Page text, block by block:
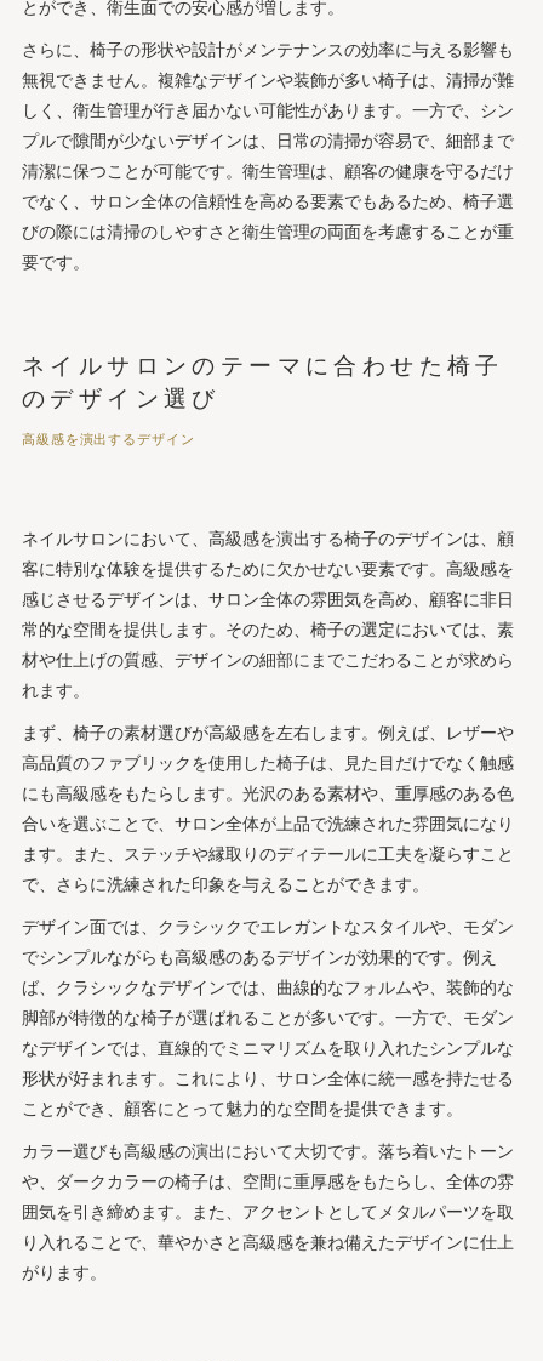
とができ、衛生面での安心感が増します。
さらに、椅子の形状や設計がメンテナンスの効率に与える影響も
無視できません。複雑なデザインや装飾が多い椅子は、清掃が難
しく、衛生管理が行き届かない可能性があります。一方で、シン
プルで隙間が少ないデザインは、日常の清掃が容易で、細部まで
清潔に保つことが可能です。衛生管理は、顧客の健康を守るだけ
でなく、サロン全体の信頼性を高める要素でもあるため、椅子選
びの際には清掃のしやすさと衛生管理の両面を考慮することが重
要です。
ネイルサロンのテーマに合わせた椅子
のデザイン選び
高級感を演出するデザイン
ネイルサロンにおいて、高級感を演出する椅子のデザインは、顧
客に特別な体験を提供するために欠かせない要素です。高級感を
感じさせるデザインは、サロン全体の雰囲気を高め、顧客に非日
常的な空間を提供します。そのため、椅子の選定においては、素
材や仕上げの質感、デザインの細部にまでこだわることが求めら
れます。
まず、椅子の素材選びが高級感を左右します。例えば、レザーや
高品質のファブリックを使用した椅子は、見た目だけでなく触感
にも高級感をもたらします。光沢のある素材や、重厚感のある色
合いを選ぶことで、サロン全体が上品で洗練された雰囲気になり
ます。また、ステッチや縁取りのディテールに工夫を凝らすこと
で、さらに洗練された印象を与えることができます。
デザイン面では、クラシックでエレガントなスタイルや、モダン
でシンプルながらも高級感のあるデザインが効果的です。例え
ば、クラシックなデザインでは、曲線的なフォルムや、装飾的な
脚部が特徴的な椅子が選ばれることが多いです。一方で、モダン
なデザインでは、直線的でミニマリズムを取り入れたシンプルな
形状が好まれます。これにより、サロン全体に統一感を持たせる
ことができ、顧客にとって魅力的な空間を提供できます。
カラー選びも高級感の演出において大切です。落ち着いたトーン
や、ダークカラーの椅子は、空間に重厚感をもたらし、全体の雰
囲気を引き締めます。また、アクセントとしてメタルパーツを取
り入れることで、華やかさと高級感を兼ね備えたデザインに仕上
がります。